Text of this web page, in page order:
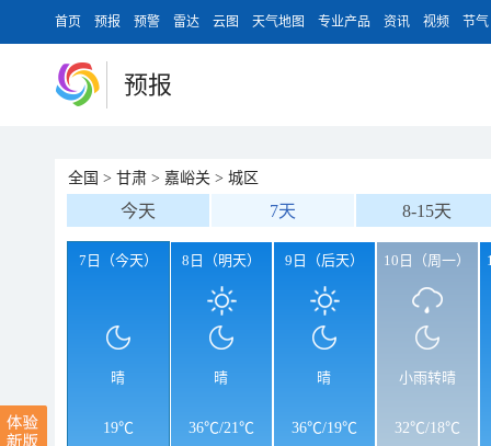
首页 预报 预警 雷达 云图 天气地图 专业产品 资讯 视频 节气
预报
全国 > 甘肃 > 嘉峪关 > 城区
今天 7天 8-15天
7日（今天）
晴
19℃
8日（明天）
晴
36℃/21℃
9日（后天）
晴
36℃/19℃
10日（周一）
小雨转晴
32℃/18℃